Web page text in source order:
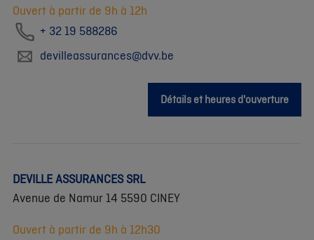
Ouvert à partir de 9h à 12h
+ 32 19 588286
devilleassurances@dvv.be
Détails et heures d'ouverture
DEVILLE ASSURANCES SRL
Avenue de Namur 14 5590 CINEY
Ouvert à partir de 9h à 12h30